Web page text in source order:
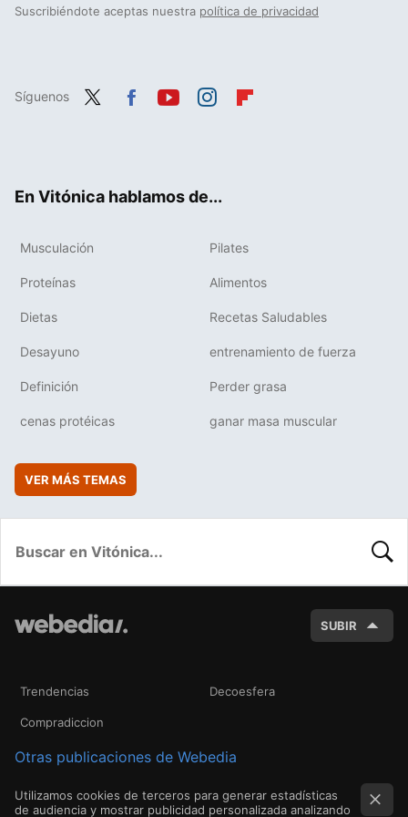
Suscribiéndote aceptas nuestra política de privacidad
Síguenos
En Vitónica hablamos de...
Musculación Pilates
Proteínas Alimentos
Dietas Recetas Saludables
Desayuno entrenamiento de fuerza
Definición Perder grasa
cenas protéicas ganar masa muscular
VER MÁS TEMAS
SUBIR
Trendencias Decoesfera
Compradiccion
Otras publicaciones de Webedia
Utilizamos cookies de terceros para generar estadísticas
de audiencia y mostrar publicidad personalizada analizando